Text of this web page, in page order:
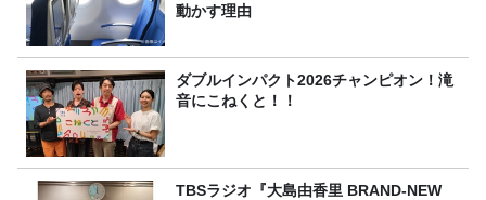
動かす理由
ダブルインパクト2026チャンピオン！滝
音にこねくと！！
TBSラジオ『大島由香里 BRAND-NEW